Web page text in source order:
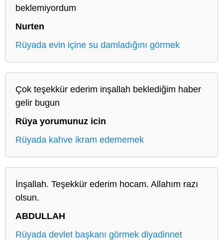
beklemiyordum
Nurten
Rüyada evin içine su damladığını görmek
Çok teşekkür ederim inşallah beklediğim haber
gelir bugun
Rüya yorumunuz icin
Rüyada kahve ikram edememek
İnşallah. Teşekkür ederim hocam. Allahım razı
olsun.
ABDULLAH
Rüyada devlet başkanı görmek diyadinnet